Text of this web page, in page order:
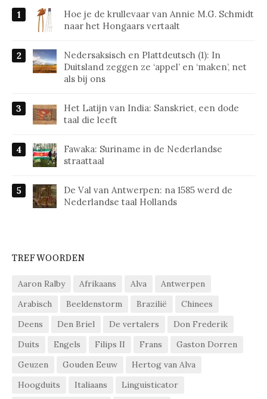
Hoe je de krullevaar van Annie M.G. Schmidt
naar het Hongaars vertaalt
Nedersaksisch en Plattdeutsch (1): In
Duitsland zeggen ze ‘appel’ en ‘maken’, net
als bij ons
Het Latijn van India: Sanskriet, een dode
taal die leeft
Fawaka: Suriname in de Nederlandse
straattaal
De Val van Antwerpen: na 1585 werd de
Nederlandse taal Hollands
TREFWOORDEN
Aaron Ralby Afrikaans Alva
Antwerpen
Arabisch
Beeldenstorm Brazilië
Chinees
Deens
Den Briel De vertalers
Don Frederik
Duits
Engels Filips II Frans
Gaston Dorren
Geuzen
Gouden Eeuw
Hertog van Alva
Hoogduits
Italiaans
Linguisticator